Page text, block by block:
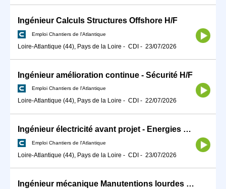
Ingénieur Calculs Structures Offshore H/F
Emploi Chantiers de l'Atlantique
Loire-Atlantique (44), Pays de la Loire - CDI - 23/07/2026
Ingénieur amélioration continue - Sécurité H/F
Emploi Chantiers de l'Atlantique
Loire-Atlantique (44), Pays de la Loire - CDI - 22/07/2026
Ingénieur électricité avant projet - Energies Marines H/F
Emploi Chantiers de l'Atlantique
Loire-Atlantique (44), Pays de la Loire - CDI - 23/07/2026
Ingénieur mécanique Manutentions lourdes confirmé H/F